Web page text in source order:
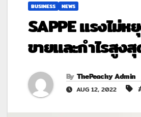
BUSINESS NEWS
SAPPE แรงไม่
ขายและกำไรสูง
By ThePeachy Admin
AUG 12, 2022